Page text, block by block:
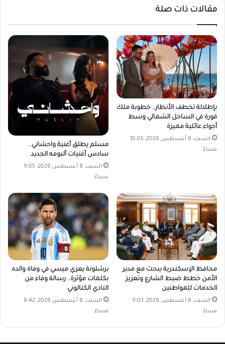
مقالات ذات صلة
بإطلالة تخطف الأنظار.. خطوبة ملك
قورة في الساحل الشمالي وسط
أجواء عائلية مميزة
السبت, 8 أغسطس 2026, 10:05
مساءً
مسلم يطلق أغنية واحشاني..
سادس أغنيات ألبومه الجديد
السبت, 8 أغسطس 2026, 9:05
مساءً
محافظ الإسكندرية يبحث مع مدير
الأمن خطط ضبط الشارع وتعزيز
الخدمات للمواطنين
السبت, 8 أغسطس 2026, 9:03
مساءً
برشلونة يعزي ميسي في وفاة والده
بكلمات مؤثرة.. رسالة وفاء من
النادي الكتالوني
السبت, 8 أغسطس 2026, 8:42
مساءً